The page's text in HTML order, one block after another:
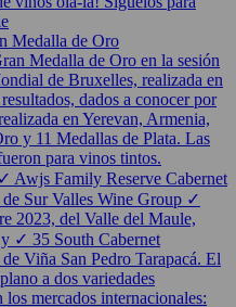
Medalla de Oro